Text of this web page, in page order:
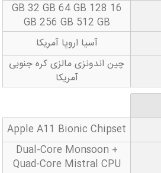
16 GB 32 GB 64 GB 128
GB 256 GB 512 GB
آسیا اروپا آمریکا
چین اندونزی مالزی کره جنوبی
آمریکا
Apple A11 Bionic Chipset
Dual-Core Monsoon +
Quad-Core Mistral CPU